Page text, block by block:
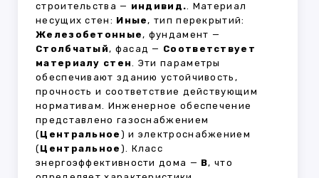
строительства — индивид.. Материал
несущих стен: Иные, тип перекрытий:
Железобетонные, фундамент —
Столбчатый, фасад — Соответствует
материалу стен. Эти параметры
обеспечивают зданию устойчивость,
прочность и соответствие действующим
нормативам. Инженерное обеспечение
представлено газоснабжением
(Центральное ) и электроснабжением
(Центральное ). Класс
энергоэффективности дома — B, что